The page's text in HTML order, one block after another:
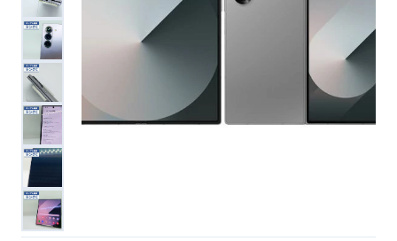
コラム
便利ツール
お問い合わせ